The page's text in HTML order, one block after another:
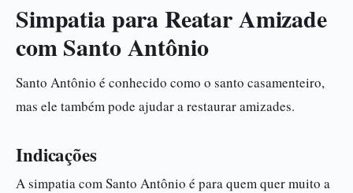
Simpatia para Reatar Amizade
com Santo Antônio
Santo Antônio é conhecido como o santo casamenteiro,
mas ele também pode ajudar a restaurar amizades.
Indicações
A simpatia com Santo Antônio é para quem quer muito a